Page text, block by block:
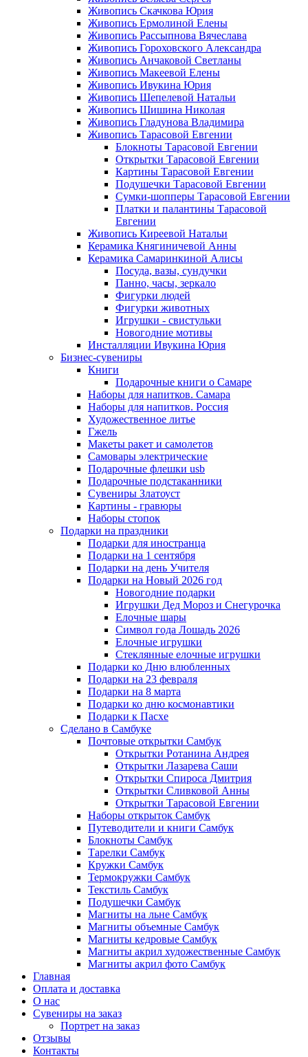
Живопись Скачкова Юрия
Живопись Ермолиной Елены
Живопись Рассыпнова Вячеслава
Живопись Гороховского Александра
Живопись Анчаковой Светланы
Живопись Макеевой Елены
Живопись Ивукина Юрия
Живопись Шепелевой Натальи
Живопись Шишина Николая
Живопись Гладунова Владимира
Живопись Тарасовой Евгении
Блокноты Тарасовой Евгении
Открытки Тарасовой Евгении
Картины Тарасовой Евгении
Подушечки Тарасовой Евгении
Сумки-шопперы Тарасовой Евгении
Платки и палантины Тарасовой
Евгении
Живопись Киреевой Натальи
Керамика Княгиничевой Анны
Керамика Самаринкиной Алисы
Посуда, вазы, сундучки
Панно, часы, зеркало
Фигурки людей
Фигурки животных
Игрушки - свистульки
Новогодние мотивы
Инсталляции Ивукина Юрия
Бизнес-сувениры
Книги
Подарочные книги о Самаре
Наборы для напитков. Самара
Наборы для напитков. Россия
Художественное литье
Гжель
Макеты ракет и самолетов
Самовары электрические
Подарочные флешки usb
Подарочные подстаканники
Сувениры Златоуст
Картины - гравюры
Наборы стопок
Подарки на праздники
Подарки для иностранца
Подарки на 1 сентября
Подарки на день Учителя
Подарки на Новый 2026 год
Новогодние подарки
Игрушки Дед Мороз и Снегурочка
Елочные шары
Символ года Лошадь 2026
Елочные игрушки
Стеклянные елочные игрушки
Подарки ко Дню влюбленных
Подарки на 23 февраля
Подарки на 8 марта
Подарки ко дню космонавтики
Подарки к Пасхе
Сделано в Самбуке
Почтовые открытки Самбук
Открытки Ротанина Андрея
Открытки Лазарева Саши
Открытки Спироса Дмитрия
Открытки Сливковой Анны
Открытки Тарасовой Евгении
Наборы открыток Самбук
Путеводители и книги Самбук
Блокноты Самбук
Тарелки Самбук
Кружки Самбук
Термокружки Самбук
Текстиль Самбук
Подушечки Самбук
Магниты на льне Самбук
Магниты объемные Самбук
Магниты кедровые Самбук
Магниты акрил художественные Самбук
Магниты акрил фото Самбук
Главная
Оплата и доставка
О нас
Сувениры на заказ
Портрет на заказ
Отзывы
Контакты